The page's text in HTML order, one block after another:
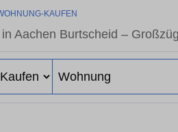
KAUFEN
Aachen Burtscheid –